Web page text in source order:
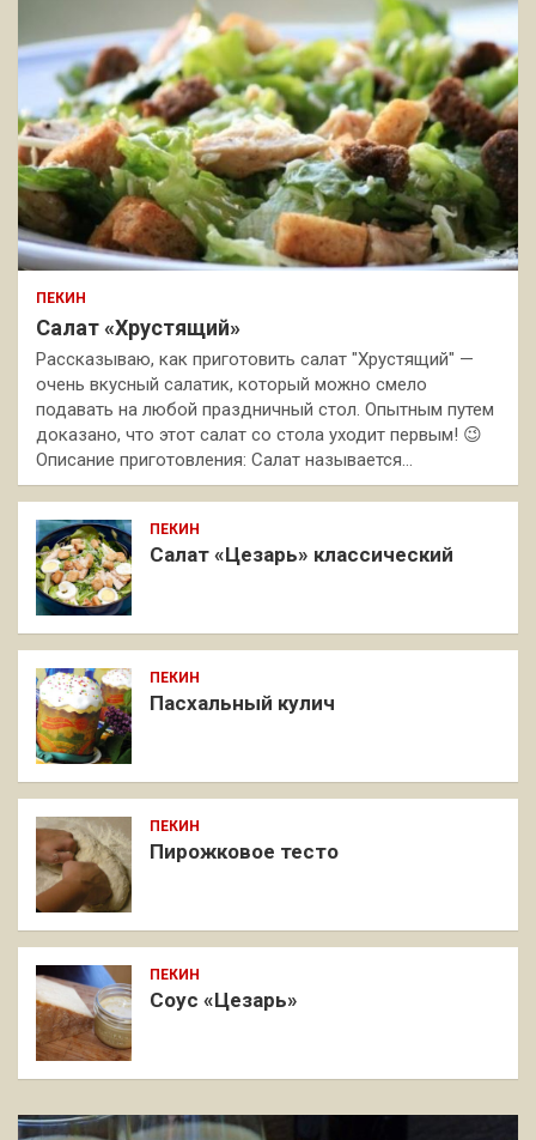
ПЕКИН
Салат «Хрустящий»
Рассказываю, как приготовить салат "Хрустящий" —
очень вкусный салатик, который можно смело
подавать на любой праздничный стол. Опытным путем
доказано, что этот салат со стола уходит первым! 😉
Описание приготовления: Салат называется…
ПЕКИН
Салат «Цезарь» классический
ПЕКИН
Пасхальный кулич
ПЕКИН
Пирожковое тесто
ПЕКИН
Соус «Цезарь»